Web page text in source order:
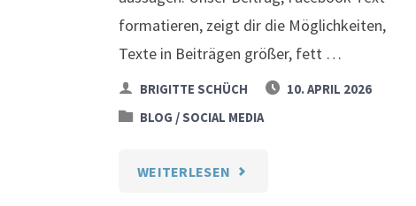
formatieren, zeigt dir die Möglichkeiten,
Texte in Beiträgen größer, fett …
BRIGITTE SCHÜCH
10. APRIL 2026
BLOG /SOCIAL MEDIA
WEITERLESEN "FACEBOOK